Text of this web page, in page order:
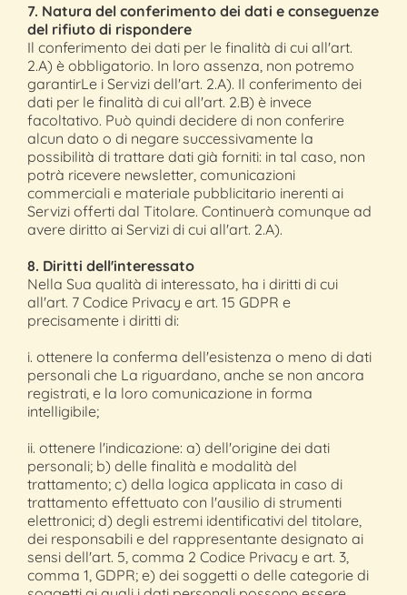
7. Natura del conferimento dei dati e conseguenze
del rifiuto di rispondere
Il conferimento dei dati per le finalità di cui all'art.
2.A) è obbligatorio. In loro assenza, non potremo
garantirLe i Servizi dell'art. 2.A). Il conferimento dei
dati per le finalità di cui all'art. 2.B) è invece
facoltativo. Può quindi decidere di non conferire
alcun dato o di negare successivamente la
possibilità di trattare dati già forniti: in tal caso, non
potrà ricevere newsletter, comunicazioni
commerciali e materiale pubblicitario inerenti ai
Servizi offerti dal Titolare. Continuerà comunque ad
avere diritto ai Servizi di cui all'art. 2.A).
8. Diritti dell'interessato
Nella Sua qualità di interessato, ha i diritti di cui
all'art. 7 Codice Privacy e art. 15 GDPR e
precisamente i diritti di:
i. ottenere la conferma dell'esistenza o meno di dati
personali che La riguardano, anche se non ancora
registrati, e la loro comunicazione in forma
intelligibile;
ii. ottenere l'indicazione: a) dell'origine dei dati
personali; b) delle finalità e modalità del
trattamento; c) della logica applicata in caso di
trattamento effettuato con l'ausilio di strumenti
elettronici; d) degli estremi identificativi del titolare,
dei responsabili e del rappresentante designato ai
sensi dell'art. 5, comma 2 Codice Privacy e art. 3,
comma 1, GDPR; e) dei soggetti o delle categorie di